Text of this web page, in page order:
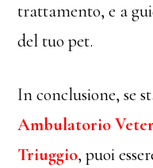
trattamento, e a
del tuo pet.
In conclusione, se
Ambulatorio
Triuggio, puoi